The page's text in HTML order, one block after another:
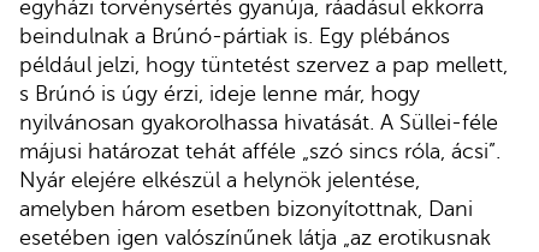
egyházi törvénysértés gyanúja, ráadásul ekkorra
beindulnak a Brúnó-pártiak is. Egy plébános
például jelzi, hogy tüntetést szervez a pap mellett,
s Brúnó is úgy érzi, ideje lenne már, hogy
nyilvánosan gyakorolhassa hivatását. A Süllei-féle
májusi határozat tehát afféle „szó sincs róla, ácsi”.
Nyár elejére elkészül a helynök jelentése,
amelyben három esetben bizonyítottnak, Dani
esetében igen valószínűnek látja „az erotikusnak